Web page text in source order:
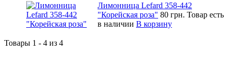
Лимонница Lefard 358-442
"Корейская роза" 80 грн. Товар есть
в наличии В корзину
Товары 1 - 4 из 4